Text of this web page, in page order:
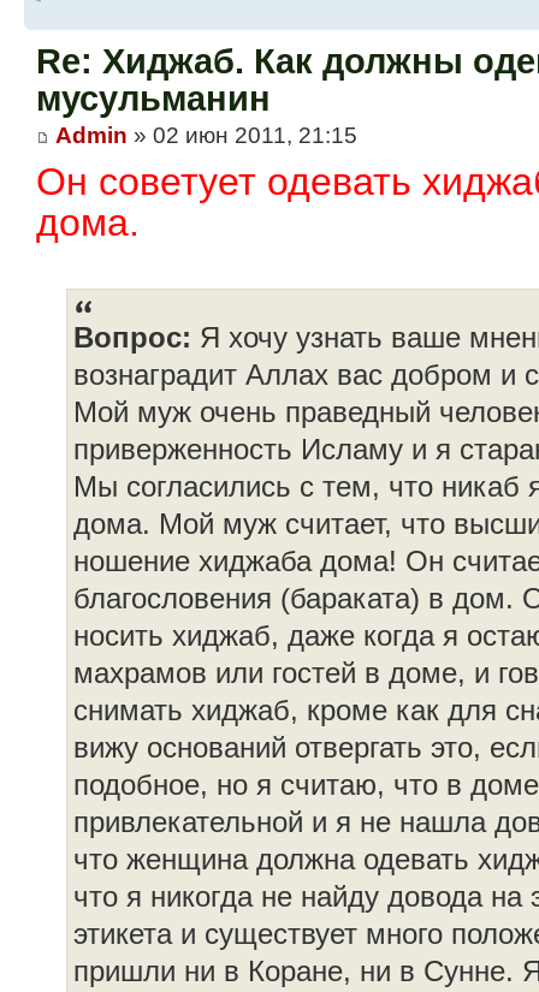
Re: Хиджаб. Как должны
мусульманин
Admin » 02 июн 2011, 21:15
Он советует одевать
дома.
Вопрос: Я хочу узнать ваше
вознаградит Аллах вас добром
Мой муж очень праведный
приверженность Исламу и я
Мы согласились с тем, что никаб
дома. Мой муж считает, что
ношение хиджаба дома! Он
благословения (бараката) в дом.
носить хиджаб, даже когда я
махрамов или гостей в доме, и
снимать хиджаб, кроме как для
вижу оснований отвергать это,
подобное, но я считаю, что в
привлекательной и я не нашла
что женщина должна одевать
что я никогда не найду довода на
этикета и существует много
пришли ни в Коране, ни в Сунне.